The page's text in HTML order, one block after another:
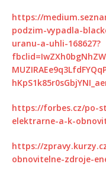
https://
podzim-vypadla-
uranu-a-uhli-168627?
https://forbes.cz/po-
elektrarne-a-k-
https://
obnovitelne-zdroje-